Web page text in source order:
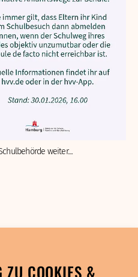
ZU COOKIES &
weiter....